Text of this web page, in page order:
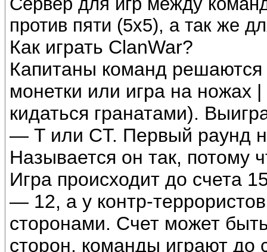
против пяти (5x5), а так же
Как играть ClanWar?
Капитаны команд
монетки или игра на ножах
кидаться гранатами).
— T или CT. Первый раунд
Называется он так, потому
Игра происходит до счета
— 12, а у контр-
сторонами. Счет может
сторон, команды играют до